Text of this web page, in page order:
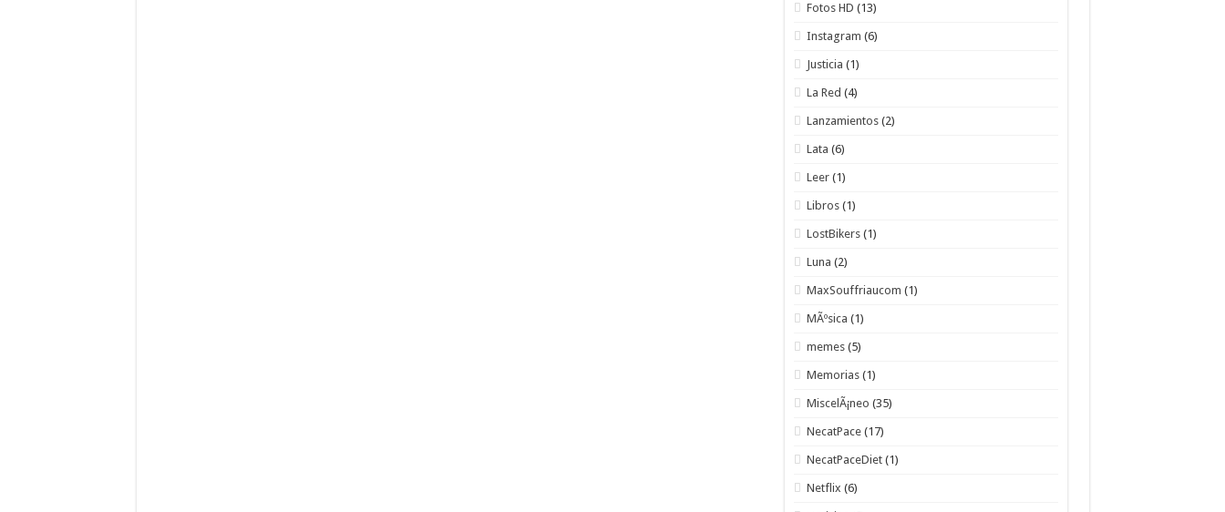
Fotos HD (13)
Instagram (6)
Justicia (1)
La Red (4)
Lanzamientos (2)
Lata (6)
Leer (1)
Libros (1)
LostBikers (1)
Luna (2)
MaxSouffriaucom (1)
MÃºsica (1)
memes (5)
Memorias (1)
MiscelÃ¡neo (35)
NecatPace (17)
NecatPaceDiet (1)
Netflix (6)